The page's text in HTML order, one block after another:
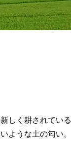
しく耕されている
ような土の匂い。